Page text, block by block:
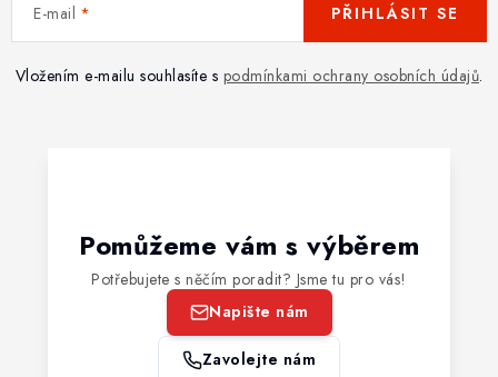
E-mail
Vložením e-mailu souhlasíte s podmínkami ochrany osobních údajů.
PŘIHLÁSIT SE
Pomůžeme vám s výběrem
Potřebujete s něčím poradit? Jsme tu pro vás!
Napište nám
Zavolejte nám